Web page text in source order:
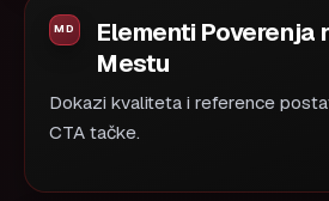
Elementi Poverenja
Mestu
Dokazi kvaliteta i reference
CTA tačke.